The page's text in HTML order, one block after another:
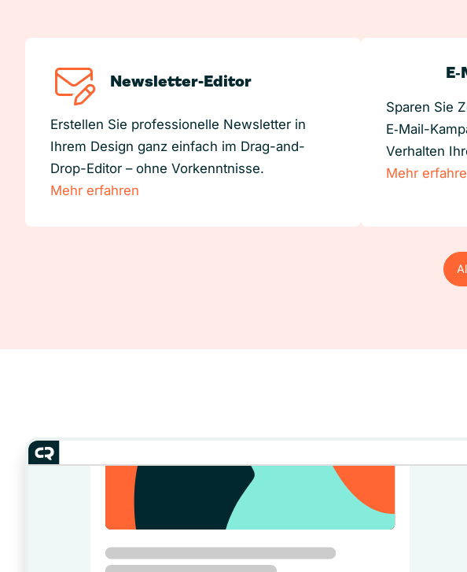
Newsletter-Editor
Erstellen Sie professionelle Newsletter in
Ihrem Design ganz einfach im Drag-and-
Drop-Editor – ohne Vorkenntnisse.
Mehr erfahren
Sparen Sie
E‑Mail-
Verhalten
Mehr